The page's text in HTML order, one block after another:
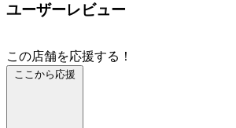
ユーザーレビュー
この店舗を応援する！
ここから応援